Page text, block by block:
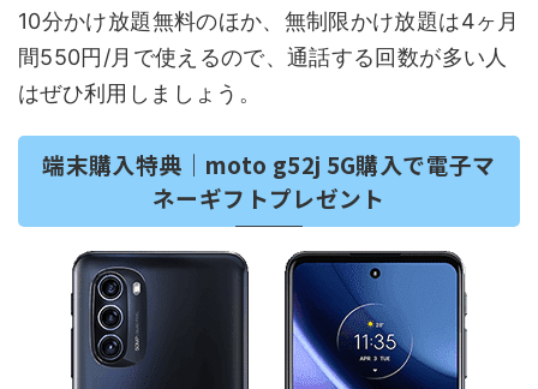
10分かけ放題無料のほか、無制限かけ放題は4ヶ月
間550円/月で使えるので、通話する回数が多い人
はぜひ利用しましょう。
端末購入特典｜moto g52j 5G購入で電子マ
ネーギフトプレゼント